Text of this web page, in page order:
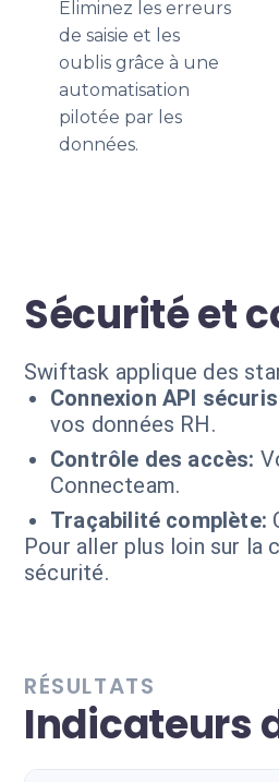
Éliminez les erreurs
de saisie et les
oublis grâce à une
automatisation
pilotée par les
données.
Sécurité et
Swiftask applique des
Connexion API
vos données RH.
Contrôle des accès:
Connecteam.
Traçabilité complète:
Pour aller plus loin sur
sécurité.
RÉSULTATS
Indicateurs